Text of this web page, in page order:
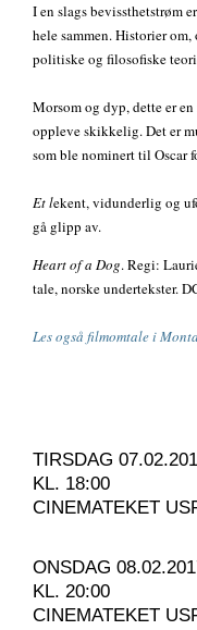
I en slags bevissthetstrøm
hele sammen. Historier
politiske og filosofiske
Morsom og dyp, dette er
oppleve skikkelig. Det er
som ble nominert til Oscar
Et lekent, vidunderlig og
gå glipp av.
Heart of a Dog. Regi:
tale, norske undertekster.
Les også filmomtale i
TIRSDAG
KL. 18:00
CINEMATEKET
ONSDAG
KL. 20:00
CINEMATEKET